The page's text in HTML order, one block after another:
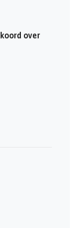
over